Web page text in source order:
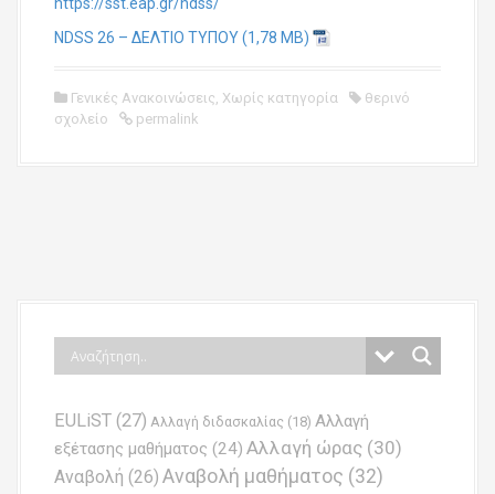
NDSS 26 – ΔΕΛΤΙΟ ΤΥΠΟΥ
Γενικές Ανακοινώσεις, Χωρίς κατηγορία
θερινό
σχολείο
permalink
EULiST (27) Αλλαγή διδασκαλίας (18) Αλλαγή
εξέτασης μαθήματος (24) Αλλαγή ώρας (30)
Αναβολή (26) Αναβολή μαθήματος (32)